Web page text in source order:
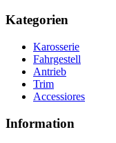
Kategorien
Karosserie
Fahrgestell
Antrieb
Trim
Accessiores
Information